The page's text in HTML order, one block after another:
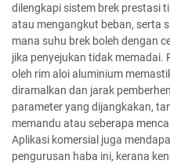
dilengkapi sistem brek prestasi
atau mengangkut beban, serta
mana suhu brek boleh dengan
jika penyejukan tidak memadai.
oleh rim aloi aluminium
diramalkan dan jarak
parameter yang dijangkakan,
memandu atau seberapa
Aplikasi komersial juga
pengurusan haba ini, kerana